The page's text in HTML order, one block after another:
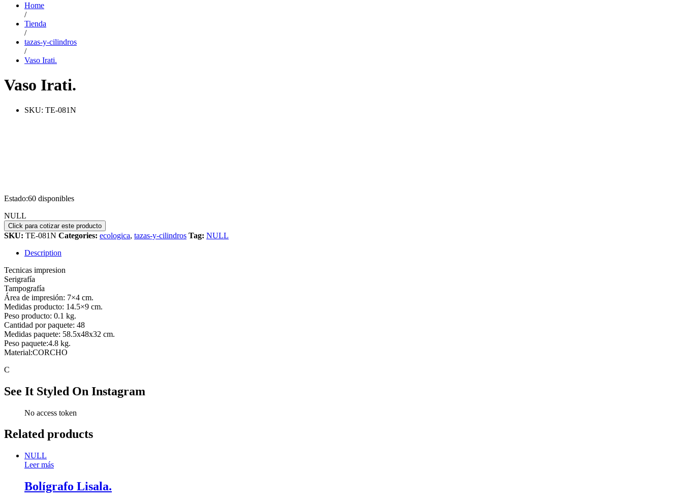
Home
/
Tienda
/
tazas-y-cilindros
/
Vaso Irati.
Vaso Irati.
SKU: TE-081N
Estado:60 disponibles
NULL
SKU: TE-081N Categories: ecologica, tazas-y-cilindros Tag: NULL
Description
Tecnicas impresion
Serigrafía
Tampografía
Área de impresión: 7×4 cm.
Medidas producto: 14.5×9 cm.
Peso producto: 0.1 kg.
Cantidad por paquete: 48
Medidas paquete: 58.5x48x32 cm.
Peso paquete:4.8 kg.
Material:CORCHO
C
See It Styled On Instagram
No access token
Related products
NULL
Leer más
Bolígrafo Lisala.